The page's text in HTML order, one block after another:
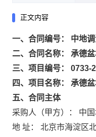
正文内容
一、合同编号： 中地
二、合同名称： 承德
三、项目编号： 0733-
四、项目名称： 承德
五、合同主体
采购人（甲方）： 中
地 址： 北京市海淀区